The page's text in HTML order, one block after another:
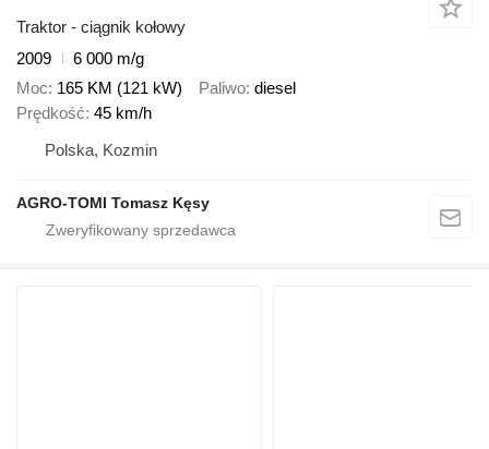
Traktor - ciągnik kołowy
2009
6 000 m/g
Moc 165 KM (121 kW) Paliwo diesel
Prędkość 45 km/h
Polska, Kozmin
AGRO-TOMI Tomasz Kęsy